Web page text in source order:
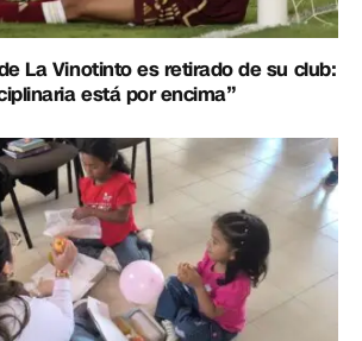
La Vinotinto es retirado de su club:
está por encima”